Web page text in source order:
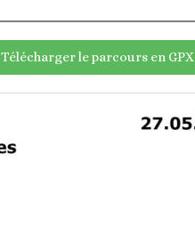
Télécharger le parcours en GPX